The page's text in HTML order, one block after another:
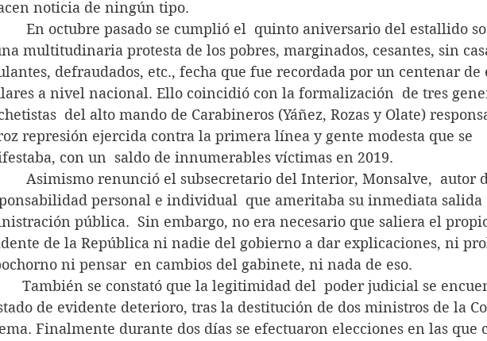
noticia de ningún tipo.
pasado se cumplió el  quinto aniversario del estallido
multitudinaria protesta de los pobres, marginados, cesantes, sin
defraudados, etc., fecha que fue recordada por un centenar de
a nivel nacional. Ello coincidió con la formalización  de tres
del alto mando de Carabineros (Yáñez, Rozas y Olate)
represión ejercida contra la primera línea y gente modesta que se
con un  saldo de innumerables víctimas en 2019.
renunció el subsecretario del Interior, Monsalve,  autor
personal e individual  que ameritaba su inmediata salida
pública.  Sin embargo, no era necesario que saliera el
de la República ni nadie del gobierno a dar explicaciones, ni
ni pensar  en cambios del gabinete, ni nada de eso.
se constató que la legitimidad del  poder judicial se
de evidente deterioro, tras la destitución de dos ministros de la
Finalmente durante dos días se efectuaron elecciones en las que